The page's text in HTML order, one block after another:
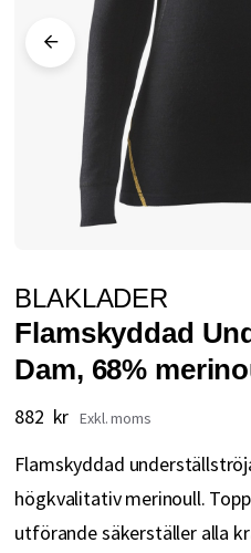
till
början
av
bildgalleriet
BLAKLADER
Flamskyddad
Dam, 68%
882 kr
Flamskyddad
högkvalitativ merinoull.
utförande säkerställer alla